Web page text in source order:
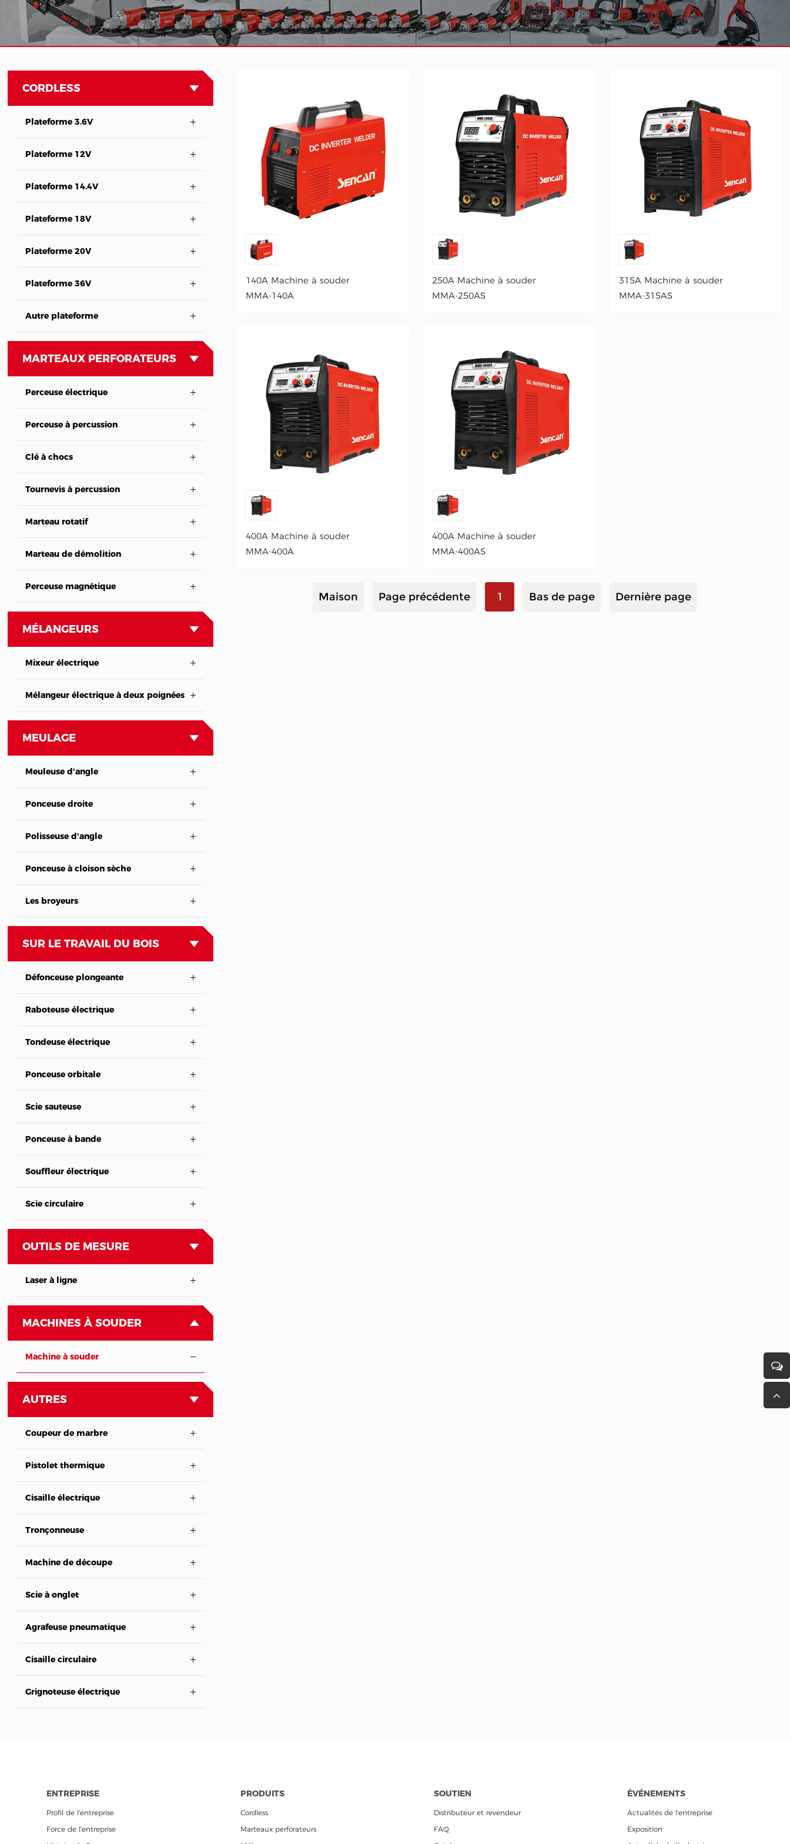
CORDLESS
Plateforme 3.6V
Plateforme 12V
Plateforme 14.4V
Plateforme 18V
Plateforme 20V
Plateforme 36V
Autre plateforme
MARTEAUX PERFORATEURS
Perceuse électrique
Perceuse à percussion
Clé à chocs
Tournevis à percussion
Marteau rotatif
Marteau de démolition
Perceuse magnétique
MÉLANGEURS
Mixeur électrique
Mélangeur électrique à deux poignées
MEULAGE
Meuleuse d'angle
Ponceuse droite
Polisseuse d'angle
Ponceuse à cloison sèche
Les broyeurs
SUR LE TRAVAIL DU BOIS
Défonceuse plongeante
Raboteuse électrique
Tondeuse électrique
Ponceuse orbitale
Scie sauteuse
Ponceuse à bande
Souffleur électrique
Scie circulaire
OUTILS DE MESURE
Laser à ligne
MACHINES À SOUDER
Machine à souder
AUTRES
Coupeur de marbre
Pistolet thermique
Cisaille électrique
Tronçonneuse
Machine de découpe
Scie à onglet
Agrafeuse pneumatique
Cisaille circulaire
Grignoteuse électrique
140A Machine à souder
MMA-140A
250A Machine à souder
MMA-250AS
315A Machine à souder
MMA-315AS
400A Machine à souder
MMA-400A
400A Machine à souder
MMA-400AS
Maison Page précédente 1 Bas de page Dernière page
ENTREPRISE
Profil de l'entreprise
Force de l'entreprise
PRODUITS
Cordless
Marteaux perforateurs
SOUTIEN
Distributeur et revendeur
FAQ
ÉVÉNEMENTS
Actualités de l'entreprise
Exposition